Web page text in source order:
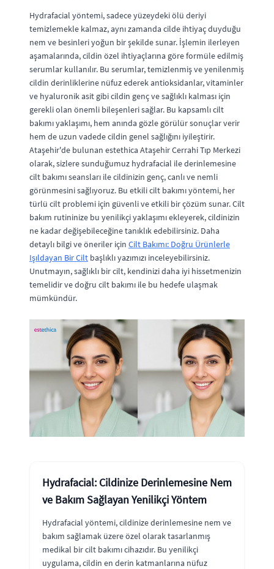
Hydrafacial yöntemi, sadece yüzeydeki ölü deriyi
temizlemekle kalmaz, aynı zamanda cilde ihtiyaç duyduğu
nem ve besinleri yoğun bir şekilde sunar. İşlemin ilerleyen
aşamalarında, cildin özel ihtiyaçlarına göre formüle edilmiş
serumlar kullanılır. Bu serumlar, temizlenmiş ve yenilenmiş
cildin derinliklerine nüfuz ederek antioksidanlar, vitaminler
ve hyaluronik asit gibi cildin genç ve sağlıklı kalması için
gerekli olan önemli bileşenleri sağlar. Bu kapsamlı cilt
bakımı yaklaşımı, hem anında gözle görülür sonuçlar verir
hem de uzun vadede cildin genel sağlığını iyileştirir.
Ataşehir'de bulunan estethica Ataşehir Cerrahi Tıp Merkezi
olarak, sizlere sunduğumuz hydrafacial ile derinlemesine
cilt bakımı seansları ile cildinizin genç, canlı ve nemli
görünmesini sağlıyoruz. Bu etkili cilt bakımı yöntemi, her
türlü cilt problemi için güvenli ve etkili bir çözüm sunar. Cilt
bakım rutininize bu yenilikçi yaklaşımı ekleyerek, cildinizin
ne kadar değişebileceğine tanıklık edebilirsiniz. Daha
detaylı bilgi ve öneriler için Cilt Bakımı: Doğru Ürünlerle
Işıldayan Bir Cilt başlıklı yazımızı inceleyebilirsiniz.
Unutmayın, sağlıklı bir cilt, kendinizi daha iyi hissetmenizin
temelidir ve doğru cilt bakımı ile bu hedefe ulaşmak
mümkündür.
Hydrafacial: Cildinize Derinlemesine Nem
ve Bakım Sağlayan Yenilikçi Yöntem
Hydrafacial yöntemi, cildinize derinlemesine nem ve
bakım sağlamak üzere özel olarak tasarlanmış
medikal bir cilt bakımı cihazıdır. Bu yenilikçi
uygulama, cildin en derin katmanlarına nüfuz